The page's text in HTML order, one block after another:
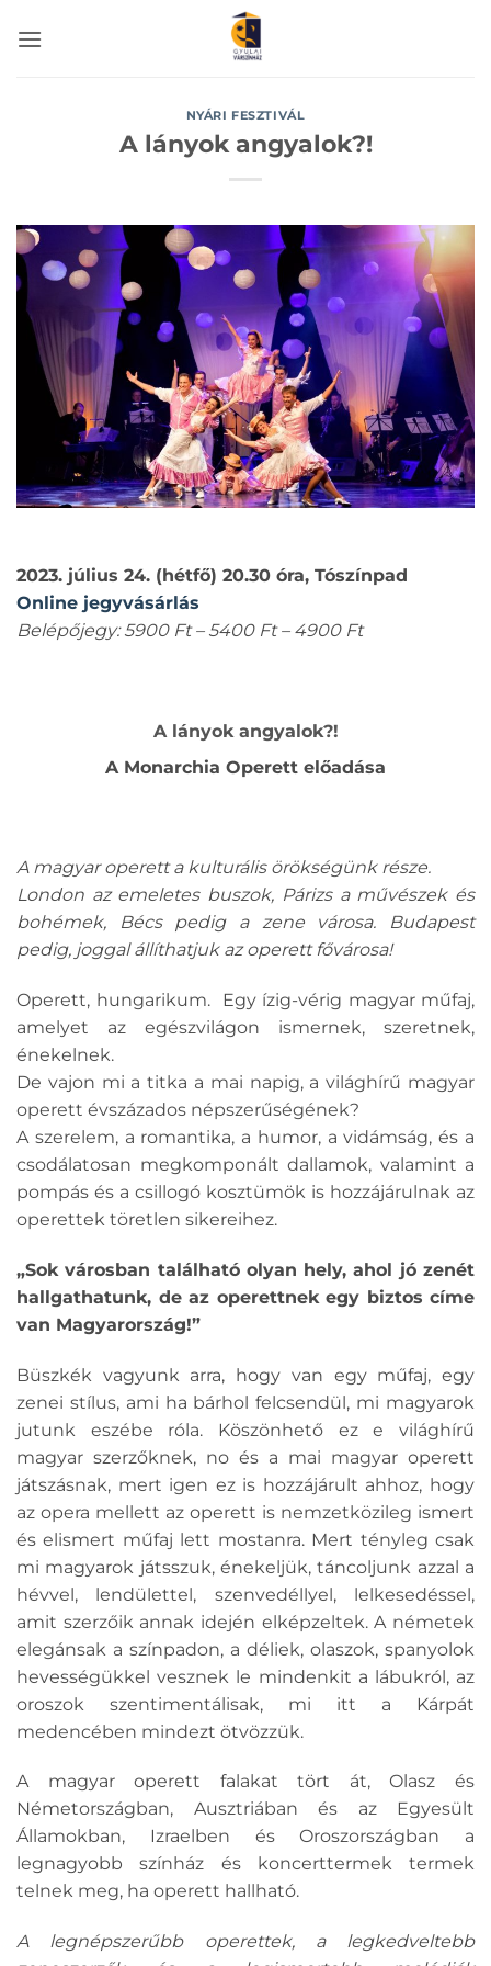
NYÁRI FESZTIVÁL
A lányok angyalok?!
2023. július 24. (hétfő) 20.30 óra, Tószínpad
Online jegyvásárlás
Belépőjegy: 5900 Ft – 5400 Ft – 4900 Ft
A lányok angyalok?!
A Monarchia Operett előadása
A magyar operett a kulturális örökségünk része.
London az emeletes buszok, Párizs a művészek és
bohémek, Bécs pedig a zene városa. Budapest
pedig, joggal állíthatjuk az operett fővárosa!
Operett, hungarikum. Egy ízig-vérig magyar műfaj,
amelyet az egészvilágon ismernek, szeretnek,
énekelnek.
De vajon mi a titka a mai napig, a világhírű magyar
operett évszázados népszerűségének?
A szerelem, a romantika, a humor, a vidámság, és a
csodálatosan megkomponált dallamok, valamint a
pompás és a csillogó kosztümök is hozzájárulnak az
operettek töretlen sikereihez.
„Sok városban található olyan hely, ahol jó zenét
hallgathatunk, de az operettnek egy biztos címe
van Magyarország!”
Büszkék vagyunk arra, hogy van egy műfaj, egy
zenei stílus, ami ha bárhol felcsendül, mi magyarok
jutunk eszébe róla. Köszönhető ez e világhírű
magyar szerzőknek, no és a mai magyar operett
játszásnak, mert igen ez is hozzájárult ahhoz, hogy
az opera mellett az operett is nemzetközileg ismert
és elismert műfaj lett mostanra. Mert tényleg csak
mi magyarok játsszuk, énekeljük, táncoljunk azzal a
hévvel, lendülettel, szenvedéllyel, lelkesedéssel,
amit szerzőik annak idején elképzeltek. A németek
elegánsak a színpadon, a déliek, olaszok, spanyolok
hevességükkel vesznek le mindenkit a lábukról, az
oroszok szentimentálisak, mi itt a Kárpát
medencében mindezt ötvözzük.
A magyar operett falakat tört át, Olasz és
Németországban, Ausztriában és az Egyesült
Államokban, Izraelben és Oroszországban a
legnagyobb színház és koncerttermek termek
telnek meg, ha operett hallható.
A legnépszerűbb operettek, a legkedveltebb